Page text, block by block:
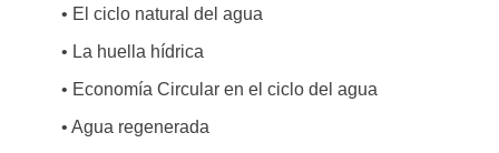
• El ciclo natural del agua
• La huella hídrica
• Economía Circular en el ciclo del agua
• Agua regenerada